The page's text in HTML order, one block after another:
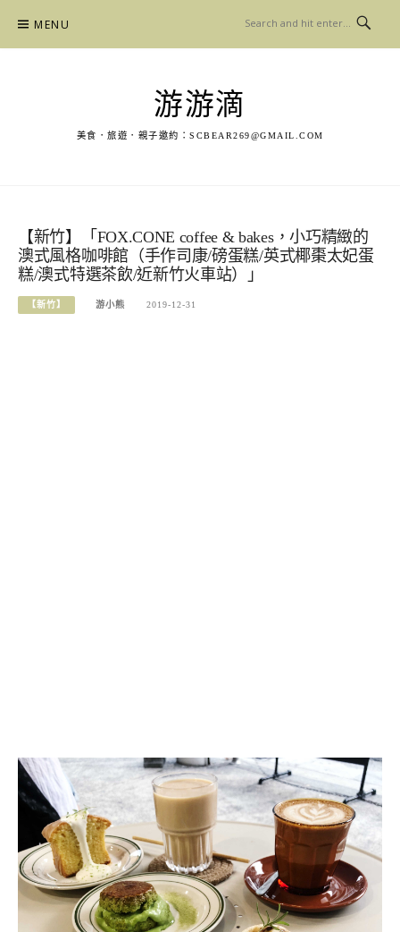
content
MENU
游游滴
美食．旅遊．親子邀約： SCBEAR269@GMAIL.COM
【新竹】「FOX.CONE coffee & bakes，小巧精緻的
澳式風格咖啡館（手作司康/磅蛋糕/英式椰棗太妃蛋
糕/澳式特選茶飲/近新竹火車站）」
【新竹】 游小熊 2019-12-31